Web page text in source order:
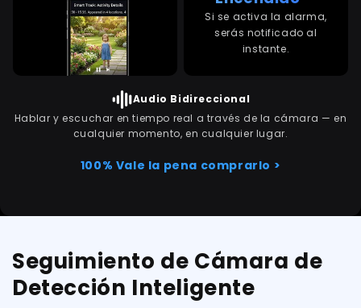
Si se activa la alarma,
serás notificado al
instante.
Audio Bidireccional
Hablar y escuchar en tiempo real a través de la cámara — en
cualquier momento, en cualquier lugar.
100% Vale la pena comprarlo >
Seguimiento de Cámara de
Detección Inteligente